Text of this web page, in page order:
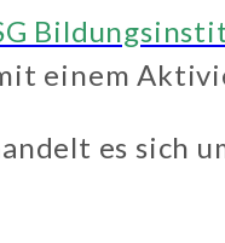
einem
es sich